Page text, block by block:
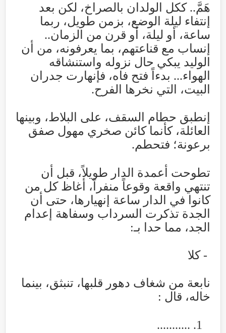
هَمَّ.. ككل الولدان بالصراخ، لكن بعد
إنتفاء ليلة الوضع، بزمن طويل، ربما
ساعة، أو ليلة، أو قرن من الزمان..
إنساب مع قناعتهم، بما يعرفونه، من أن
الوليد يبكي حال نزوله واستنشاقه
الهواء... بدءاً فتح فاه، فإنهارت جدران
البيت، التي نخرها الفرح.
إنطبق حطام السقف، على البلاط، وبينها
العائلة، كأنما كائن صخري مهول صفق
برعونة؛ فتحطم.
تطوحت أعمدة الدار طويلاً، قبل أن
تنتهي واقعة وقوعاً منفراً، أغاظ كل من
كانوا في الدار ساعة إنهيارها، حتى أن
الجدة تذكرت السرداب وسفاهة إعدام
الجد، مما حدا بـ:
- كلا
نابعة من شغاف دهور قلبها، تنبثق، بينما
خاله، قال :
...........